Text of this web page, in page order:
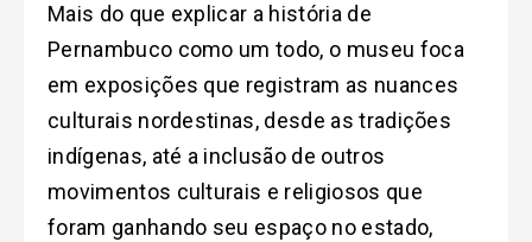
Mais do que explicar a história de
Pernambuco como um todo, o museu foca
em exposições que registram as nuances
culturais nordestinas, desde as tradições
indígenas, até a inclusão de outros
movimentos culturais e religiosos que
foram ganhando seu espaço no estado,